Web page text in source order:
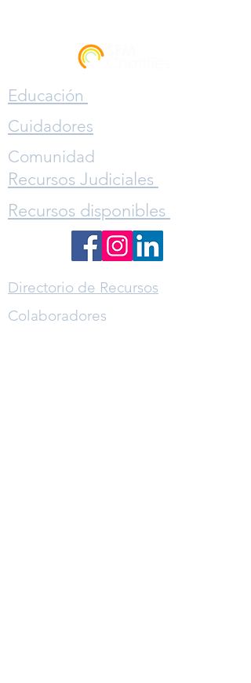
Educación
Cuidadores
Comunidad
Recursos Judiciales
Recursos disponibles
Directorio de Recursos
Colaboradores